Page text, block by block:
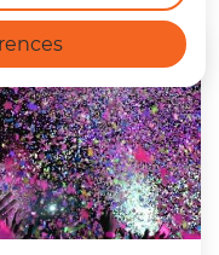
son-trajet